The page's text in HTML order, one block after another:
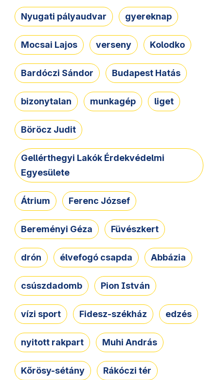
Nyugati pályaudvar gyereknap
Mocsai Lajos verseny Kolodko
Bardóczi Sándor Budapest Hatás
bizonytalan munkagép liget
Böröcz Judit
Gellérthegyi Lakók Érdekvédelmi
Egyesülete
Átrium Ferenc József
Bereményi Géza Füvészkert
drón élvefogó csapda Abbázia
csúszdadomb Pion István
vízi sport Fidesz-székház edzés
nyitott rakpart Muhi András
Kőrösy-sétány Rákóczi tér